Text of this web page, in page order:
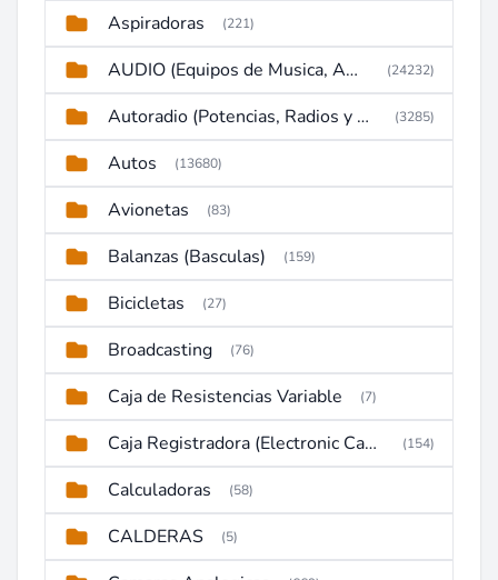
Aspiradoras (221)
AUDIO (Equipos de Musica, Amplificadores, Reproductores, Etc) (24232)
Autoradio (Potencias, Radios y DVD) (3285)
Autos (13680)
Avionetas (83)
Balanzas (Basculas) (159)
Bicicletas (27)
Broadcasting (76)
Caja de Resistencias Variable (7)
Caja Registradora (Electronic Cash Register) (154)
Calculadoras (58)
CALDERAS (5)